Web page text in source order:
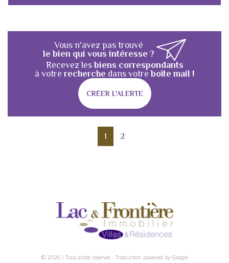
Vous n'avez pas trouvé
le bien qui vous intéresse ?
Recevez lesbiens correspondants
à votrerecherche dans votreboîte mail !
CRÉER L'ALERTE
1 2
© 2026 | Tous droits réservés - Traduction powered by Google